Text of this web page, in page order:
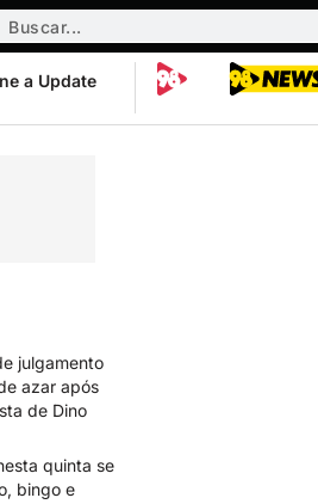
a Update
julgamento
azar após
de Dino
quinta se
bingo e